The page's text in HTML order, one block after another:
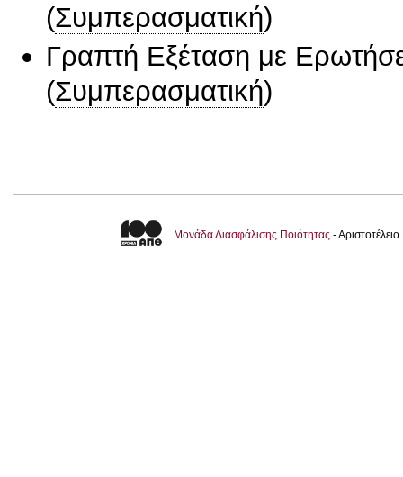
(Συμπερασματική)
Γραπτή Εξέταση με
(Συμπερασματική)
Μονάδα Διασφάλισης Ποιότητας -